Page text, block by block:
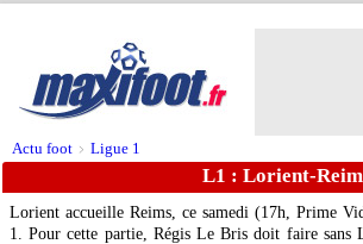
Actu foot > Ligue 1
L1 : Lorient-
Lorient accueille Reims, ce samedi (17h, Prime
1. Pour cette partie, Régis Le Bris doit faire sans